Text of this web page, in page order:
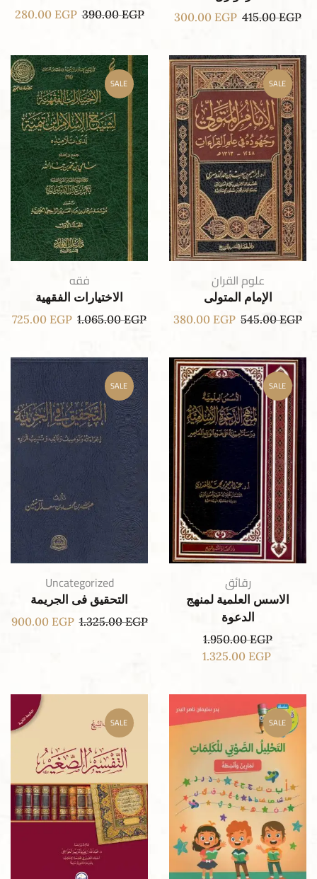
415.00EGP
300.00 EGP
390.00EGP
280.00 EGP
SALE
علوم القران
الإمام المتولى
545.00EGP
380.00 EGP
SALE
فقه
الاختيارات الفقهية
1.065.00EGP
725.00 EGP
SALE
رقائق
الاسس العلمية لمنهج
الدعوة
1.950.00EGP
1.325.00 EGP
SALE
Uncategorized
التحقيق فى الجريمة
1.325.00EGP
900.00 EGP
SALE
SALE